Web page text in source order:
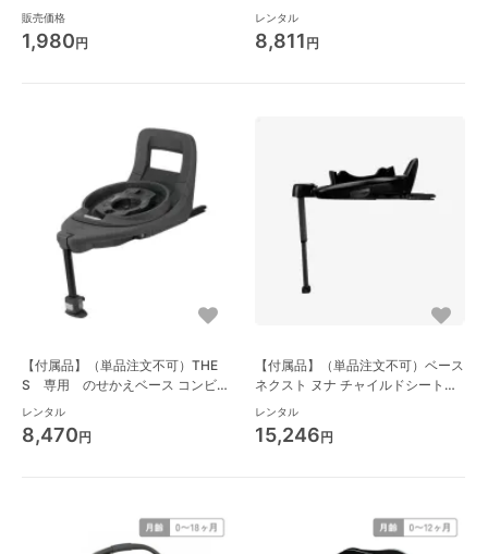
小物 アップリカ(aprica)
販売価格
1,980円
イルドシート小物
レンタル
8,811 円
【付属品】（単品注文不可）THE
S 専用 のせかえベース コンビ
(Combi) チャイルドシート小物
レンタル
8,470円
【付属品】（単品注文不可）ベース
ネクスト ヌナ チャイルドシート小
物
レンタル
15,246円